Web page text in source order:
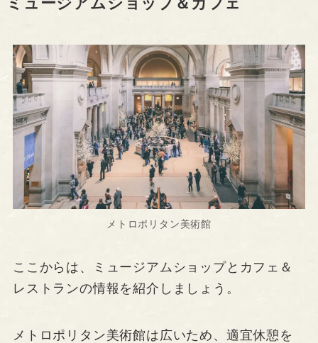
ミュージアムショップ＆カフェ
メトロポリタン美術館
ここからは、ミュージアムショップとカフェ＆
レストランの情報を紹介しましょう。
メトロポリタン美術館は広いため、適宜休憩を